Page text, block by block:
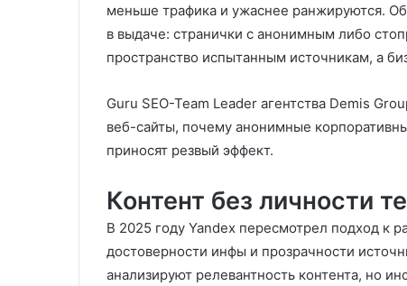
меньше трафика и ужаснее ранжируются.
в выдаче: странички с анонимным либо
пространство испытанным источникам, а
Guru SEO-Team Leader агентства Demis
веб-сайты, почему анонимные
приносят резвый эффект.
Контент без личности
В 2025 году Yandex пересмотрел подход к
достоверности инфы и прозрачности
анализируют релевантность контента, но